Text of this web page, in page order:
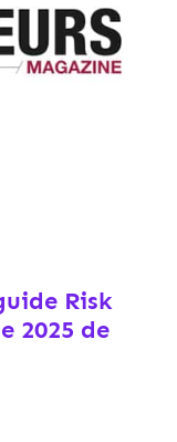
Risk
2025 de